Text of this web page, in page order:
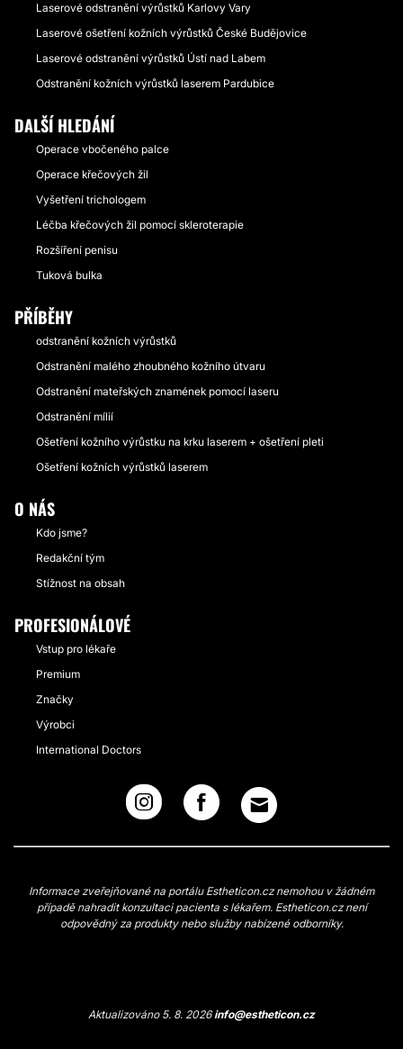
Laserové odstranění výrůstků Karlovy Vary
Laserové ošetření kožních výrůstků České Budějovice
Laserové odstranění výrůstků Ústí nad Labem
Odstranění kožních výrůstků laserem Pardubice
DALŠÍ HLEDÁNÍ
Operace vbočeného palce
Operace křečových žil
Vyšetření trichologem
Léčba křečových žil pomocí skleroterapie
Rozšíření penisu
Tuková bulka
PŘÍBĚHY
odstranění kožních výrůstků
Odstranění malého zhoubného kožního útvaru
Odstranění mateřských znamének pomocí laseru
Odstranění mílií
Ošetření kožního výrůstku na krku laserem + ošetření pleti
Ošetření kožních výrůstků laserem
O NÁS
Kdo jsme?
Redakční tým
Stížnost na obsah
PROFESIONÁLOVÉ
Vstup pro lékaře
Premium
Značky
Výrobci
International Doctors
Informace zveřejňované na portálu Estheticon.cz nemohou v žádném
případě nahradit konzultaci pacienta s lékařem. Estheticon.cz není
odpovědný za produkty nebo služby nabízené odborníky.
Aktualizováno 5. 8. 2026info@estheticon.cz